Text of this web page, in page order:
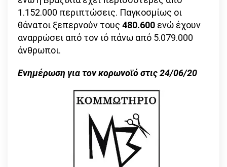
1.152.000 περιπτώσεις. Παγκοσμίως οι
θάνατοι ξεπερνούν τους 480.600 ενώ έχουν
αναρρώσει από τον ιό πάνω από 5.079.000
άνθρωποι.
Ενημέρωση για τον κορωνοϊό στις 24/06/20